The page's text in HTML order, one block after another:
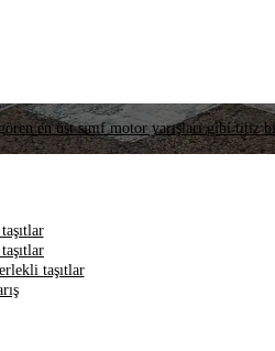
en üst sınıf motor yarışları gibi titiz
taşıtlar